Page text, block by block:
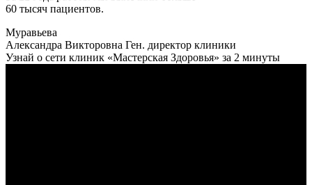
60 тысяч пациентов.
Муравьева
Александра Викторовна Ген. директор клиники
Узнай о сети клиник «Мастерская Здоровья» за 2 минуты